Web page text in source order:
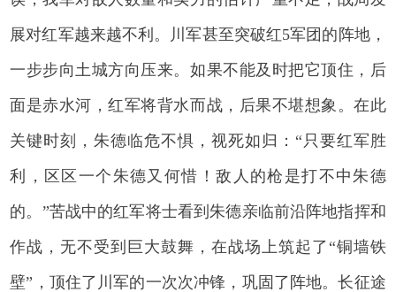
展对红军越来越不利。川军甚至突破红5军团的阵地，
一步步向土城方向压来。如果不能及时把它顶住，后
面是赤水河，红军将背水而战，后果不堪想象。在此
关键时刻，朱德临危不惧，视死如归：“只要红军胜
利，区区一个朱德又何惜！敌人的枪是打不中朱德
的。”苦战中的红军将士看到朱德亲临前沿阵地指挥和
作战，无不受到巨大鼓舞，在战场上筑起了“铜墙铁
壁”，顶住了川军的一次次冲锋，巩固了阵地。长征途